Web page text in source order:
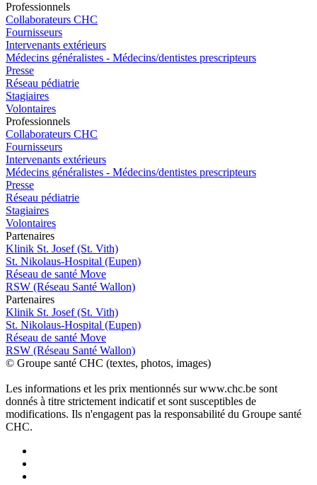
Professionnels
Collaborateurs CHC
Fournisseurs
Intervenants extérieurs
Médecins généralistes - Médecins/dentistes prescripteurs
Presse
Réseau pédiatrie
Stagiaires
Volontaires
Professionnels
Collaborateurs CHC
Fournisseurs
Intervenants extérieurs
Médecins généralistes - Médecins/dentistes prescripteurs
Presse
Réseau pédiatrie
Stagiaires
Volontaires
Partenaires
Klinik St. Josef (St. Vith)
St. Nikolaus-Hospital (Eupen)
Réseau de santé Move
RSW (Réseau Santé Wallon)
Partenaires
Klinik St. Josef (St. Vith)
St. Nikolaus-Hospital (Eupen)
Réseau de santé Move
RSW (Réseau Santé Wallon)
© Groupe santé CHC (textes, photos, images)
Les informations et les prix mentionnés sur www.chc.be sont
donnés à titre strictement indicatif et sont susceptibles de
modifications. Ils n'engagent pas la responsabilité du Groupe santé
CHC.